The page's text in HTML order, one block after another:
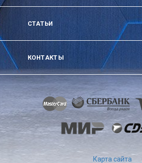
СТАТЬИ
КОНТАКТЫ
Карта сайта